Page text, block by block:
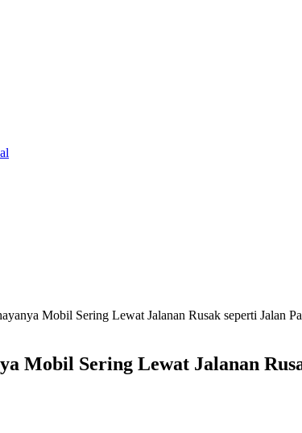
Mobil Sering Lewat Jalanan Rusak seperti Jalan
Mobil Sering Lewat Jalanan